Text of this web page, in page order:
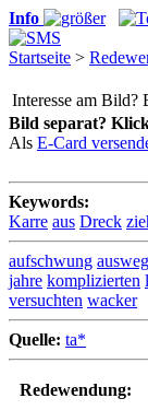
Info
Startseite >
Interesse am Bild?
Bild separat?
Als E-Card
Keywords:
Karre aus Dreck
aufschwung ausweg
jahre komplizierten
versuchten wacker
Quelle: ta*
Redewendung: